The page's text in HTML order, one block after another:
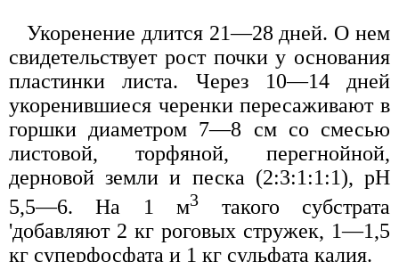
Укоренение длится 21—28 дней. О нем
свидетельствует рост почки у основания
пластинки листа. Через 10—14 дней
укоренившиеся черенки пересаживают в
горшки диаметром 7—8 см со смесью
листовой, торфяной, перегнойной,
дерновой земли и песка (2:3:1:1:1), рН
5,5—6. На 1 м3
такого субстрата
'добавляют 2 кг роговых стружек, 1—1,5
кг суперфосфата и 1 кг сульфата калия.